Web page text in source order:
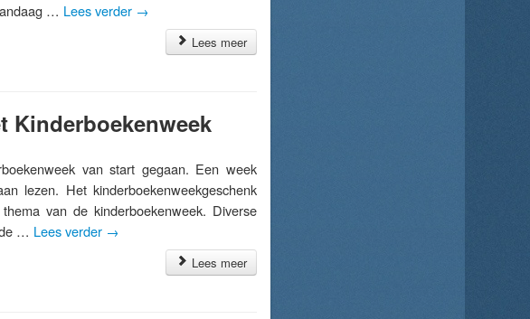
… Lees verder →
Lees meer
Kinderboekenweek
van start gegaan. Een week
lezen. Het kinderboekenweekgeschenk
van de kinderboekenweek. Diverse
… Lees verder →
Lees meer